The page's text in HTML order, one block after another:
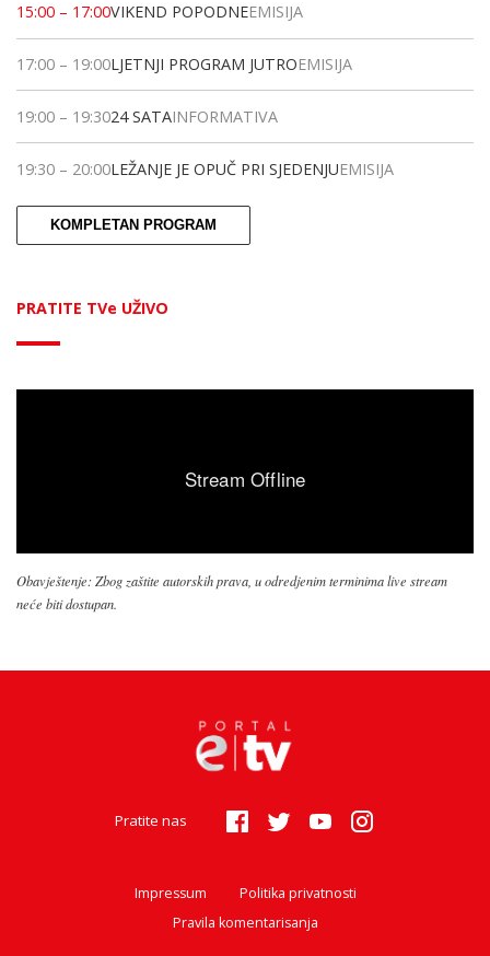
15:00 – 17:00VIKEND POPODNEEMISIJA
17:00 – 19:00LJETNJI PROGRAM JUTROEMISIJA
19:00 – 19:3024 SATAINFORMATIVA
19:30 – 20:00LEŽANJE JE OPUČ PRI SJEDENJUEMISIJA
KOMPLETAN PROGRAM
PRATITE TVe UŽIVO
Obavještenje: Zbog zaštite autorskih prava, u odredjenim terminima live stream
neće biti dostupan.
Pratite nas
Impressum
Politika privatnosti
Pravila komentarisanja